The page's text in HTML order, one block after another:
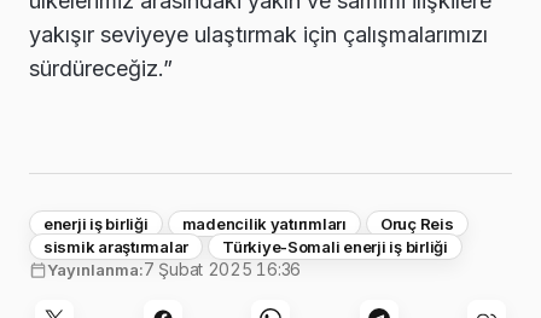
yakışır seviyeye ulaştırmak için çalışmalarımızı
sürdüreceğiz.”
enerji iş birliği madencilik yatırımları
Oruç Reis
sismik araştırmalar
Türkiye-Somali enerji iş birliği
Yayınlanma:7 Şubat 2025 16:36